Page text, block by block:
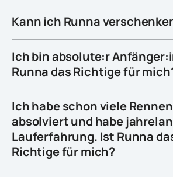
Kann ich Runna
Ich bin absolute:r
Runna das Richtige für
Ich habe schon viele Rennen
absolviert und habe
Lauferfahrung. Ist Runna
Richtige für mich?